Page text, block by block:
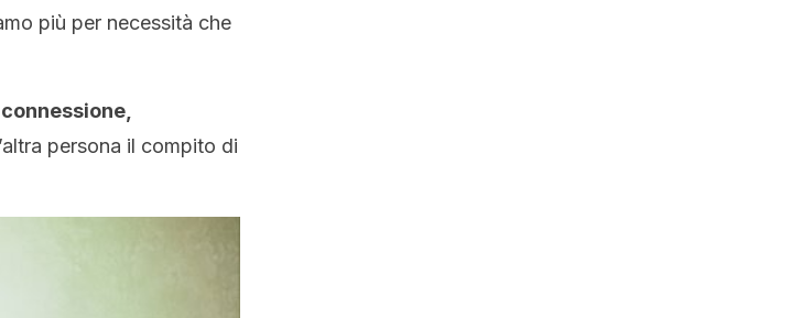
più per necessità che
persona il compito di